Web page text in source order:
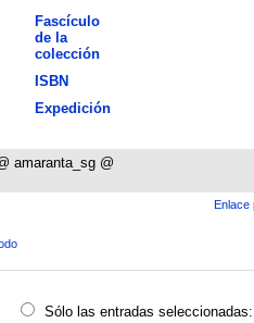
Fascículo
de la
colección
ISBN
Expedición
amaranta_sg @
Enlace
Sólo las entradas seleccionadas: